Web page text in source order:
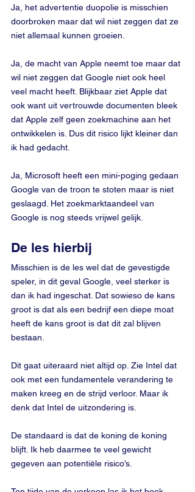
Ja, het advertentie duopolie is misschien
doorbroken maar dat wil niet zeggen dat ze
niet allemaal kunnen groeien.
Ja, de macht van Apple neemt toe maar dat
wil niet zeggen dat Google niet ook heel
veel macht heeft. Blijkbaar ziet Apple dat
ook want uit vertrouwde documenten bleek
dat Apple zelf geen zoekmachine aan het
ontwikkelen is. Dus dit risico lijkt kleiner dan
ik had gedacht.
Ja, Microsoft heeft een mini-poging gedaan
Google van de troon te stoten maar is niet
geslaagd. Het zoekmarktaandeel van
Google is nog steeds vrijwel gelijk.
De les hierbij
Misschien is de les wel dat de gevestigde
speler, in dit geval Google, veel sterker is
dan ik had ingeschat. Dat sowieso de kans
groot is dat als een bedrijf een diepe moat
heeft de kans groot is dat dit zal blijven
bestaan.
Dit gaat uiteraard niet altijd op. Zie Intel dat
ook met een fundamentele verandering te
maken kreeg en de strijd verloor. Maar ik
denk dat Intel de uitzondering is.
De standaard is dat de koning de koning
blijft. Ik heb daarmee te veel gewicht
gegeven aan potentiële risico’s.